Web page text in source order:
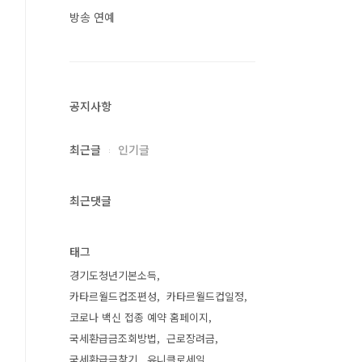
방송 연예
공지사항
최근글 인기글
최근댓글
태그
경기도청년기본소득
카타르월드컵조편성
카타르월드컵일정
코로나 백신 접종 예약 홈페이지
국세환급금조회방법
근로장려금